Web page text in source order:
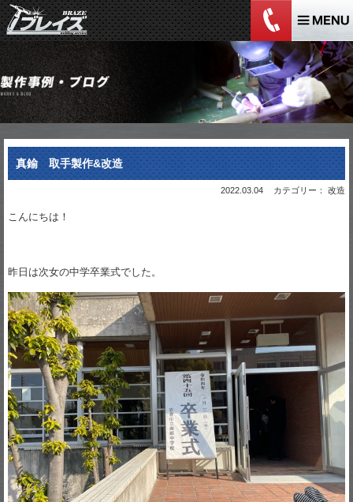
真鍮 取手製作&改造
2022.03.04 カテゴリー： 改造
こんにちは！
昨日は次女の中学卒業式でした。